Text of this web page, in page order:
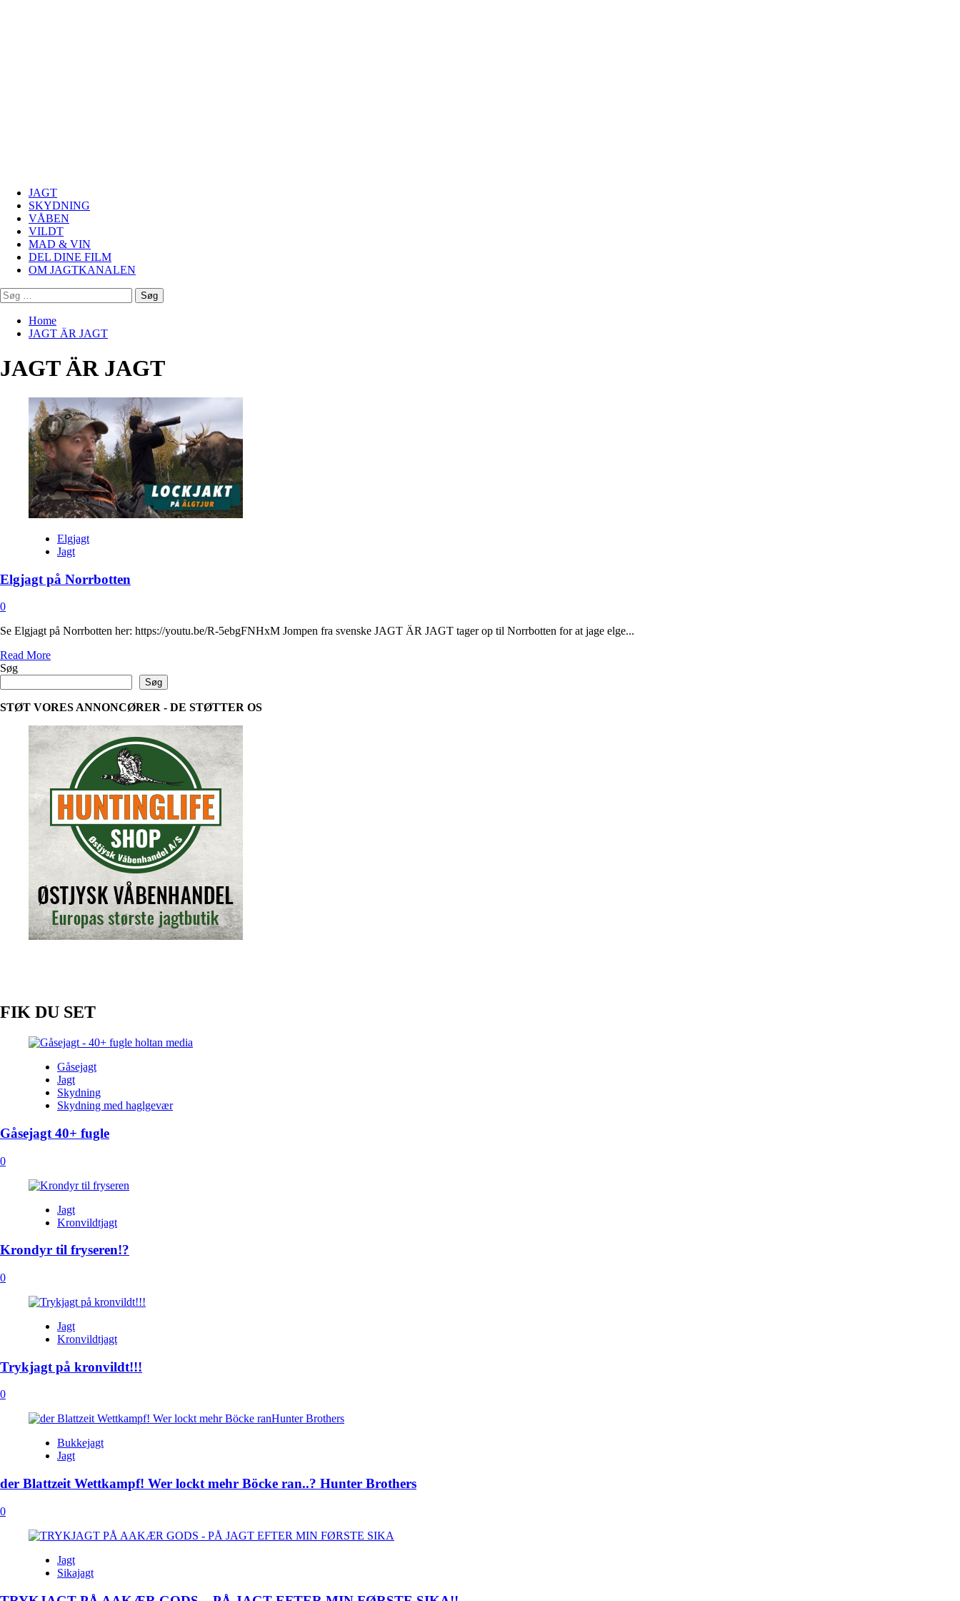
JAGT
SKYDNING
VÅBEN
VILDT
MAD & VIN
DEL DINE FILM
OM JAGTKANALEN
Søg
efter:
Home
JAGT ÄR JAGT
JAGT ÄR JAGT
Elgjagt
Jagt
Elgjagt på Norrbotten
0
Se Elgjagt på Norrbotten her: https://youtu.be/R-5ebgFNHxM Jompen fra svenske JAGT ÄR JAGT tager op til Norrbotten for at jage elge...
Read MoreRead
Elgjagt
på
Søg
Søg
STØT VORES ANNONCØRER - DE STØTTER OS
FIK DU SET
Gåsejagt
Jagt
Skydning
Skydning med haglgevær
Gåsejagt 40+ fugle
0
Jagt
Kronvildtjagt
Krondyr til fryseren!?
0
Jagt
Kronvildtjagt
Trykjagt på kronvildt!!!
0
Bukkejagt
Jagt
der Blattzeit Wettkampf! Wer lockt mehr Böcke ran..? Hunter Brothers
0
Jagt
Sikajagt